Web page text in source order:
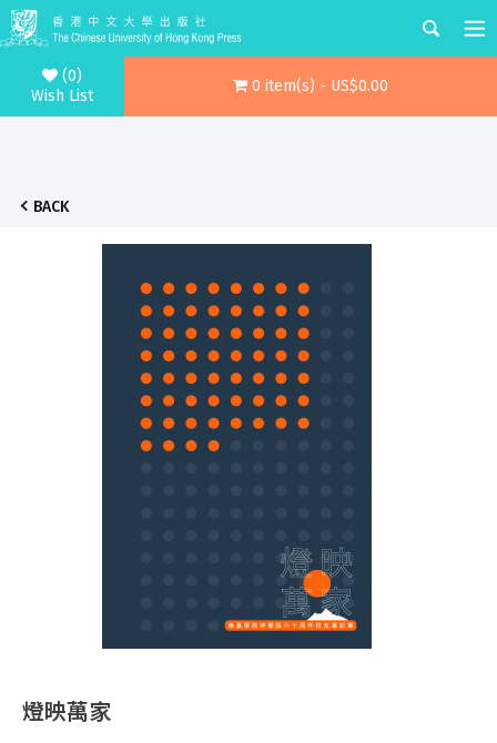
(0)
Wish List
0 item(s) - US$0.00
BACK
燈映萬家